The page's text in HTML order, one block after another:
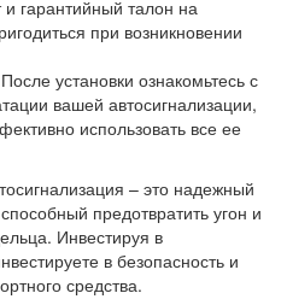
гарантийный талон на
при возникновении
После установки ознакомьтесь с
вашей автосигнализации,
использовать все ее
– это надежный
предотвратить угон и
Инвестируя в
в безопасность и
средства.